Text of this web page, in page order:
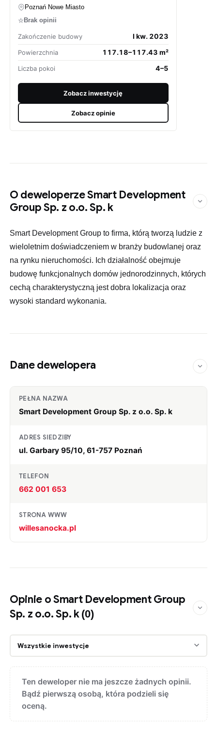
Poznań Nowe Miasto
☆ Brak opinii
Zakończenie budowy I kw. 2023
Powierzchnia 117.18–117.43 m²
Liczba pokoi 4–5
Zobacz inwestycję
Zobacz opinie
O deweloperze Smart Development
Group Sp. z o.o. Sp. k
Smart Development Group to firma, którą tworzą ludzie z
wieloletnim doświadczeniem w branży budowlanej oraz
na rynku nieruchomości. Ich działalność obejmuje
budowę funkcjonalnych domów jednorodzinnych, których
cechą charakterystyczną jest dobra lokalizacja oraz
wysoki standard wykonania.
Dane dewelopera
PEŁNA NAZWA
Smart Development Group Sp. z o.o. Sp. k
ADRES SIEDZIBY
ul. Garbary 95/10, 61-757 Poznań
TELEFON
662 001 653
STRONA WWW
willesanocka.pl
Opinie o Smart Development Group
Sp. z o.o. Sp. k (0)
Ten deweloper nie ma jeszcze żadnych opinii.
Bądź pierwszą osobą, która podzieli się
oceną.